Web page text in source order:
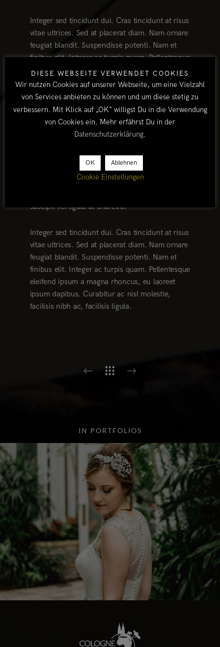
Integer sed tincidunt dui. Cras tincidunt at risus
vitae ultrices. Sed at placerat diam. Nam ornare
feugiat blandit. Suspendisse potenti. Nam et
finibus elit. Integer ac turpis quam. Pellentesque
eleifend ipsum a magna rhoncus, eu laoreet
ipsum dapibus. Curabitur ac nisl molestie,
facilisis nibh ac, facilisis ligula.
Fusce aliquam tincidunt hendrerit. Nunc
tincidunt id velit sit amet vestibulum. In
nisl molestie, facilisis nibh ac, facilisis ligula.
Integer congue malesuada eros congue varius.
Sed malesuada dolor eget velit euismod
suscipit vel ligula at dharetra.
Integer sed tincidunt dui. Cras tincidunt at risus
vitae ultrices. Sed at placerat diam. Nam ornare
feugiat blandit. Suspendisse potenti. Nam et
finibus elit. Integer ac turpis quam. Pellentesque
eleifend ipsum a magna rhoncus, eu laoreet
ipsum dapibus. Curabitur ac nisl molestie,
facilisis nibh ac, facilisis ligula.
IN PORTFOLIOS
DIESE WEBSEITE VERWENDET COOKIES
Wir nutzen Cookies auf unserer Webseite, um eine Vielzahl
von Services anbieten zu können und um diese stetig zu
verbessern. Mit Klick auf „OK“ willigst Du in die Verwendung
von Cookies ein. Mehr erfährst Du in der
Datenschutzerklärung.
OK Ablehnen
Cookie Einstellungen